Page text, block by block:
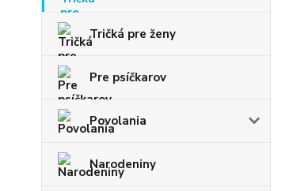
Tričká pre ženy
Pre psíčkarov
Povolania
Narodeniny